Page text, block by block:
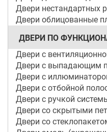
Двери нестандартных
Двери облицованные
ДВЕРИ ПО
Двери с
Двери с выпадающим
Двери с
Двери с отбойной
Двери с ручкой
Двери со скрытыми
Двери со